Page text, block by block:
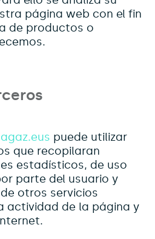
página web con el fin
de productos o
gaz.eus puede utilizar
que recopilaran
estadísticos, de uso
parte del usuario y
otros servicios
actividad de la página y